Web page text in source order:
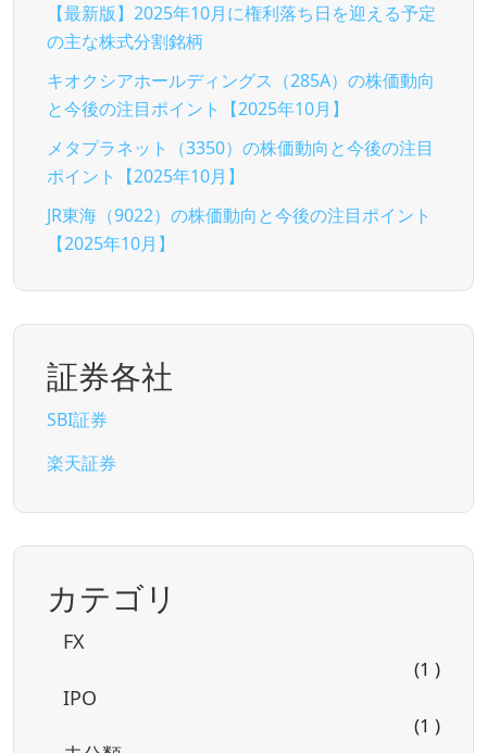
【最新版】2025年10月に権利落ち日を迎える予定
の主な株式分割銘柄
キオクシアホールディングス（285A）の株価動向
と今後の注目ポイント【2025年10月】
メタプラネット（3350）の株価動向と今後の注目
ポイント【2025年10月】
JR東海（9022）の株価動向と今後の注目ポイント
【2025年10月】
証券各社
SBI証券
楽天証券
カテゴリ
FX
(1 )
IPO
(1 )